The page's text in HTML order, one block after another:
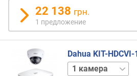
)
B
(
22 138 грн.
1 предложение
Dahua KIT-HDCVI-